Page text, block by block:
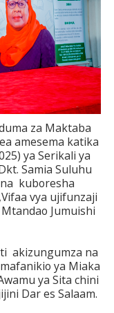
za Maktaba
amesema katika
ya Serikali ya
Samia Suluhu
kuboresha
vya ujifunzaji
Jumuishi
akizungumza na
ya Miaka
ya Sita chini
Dar es Salaam.